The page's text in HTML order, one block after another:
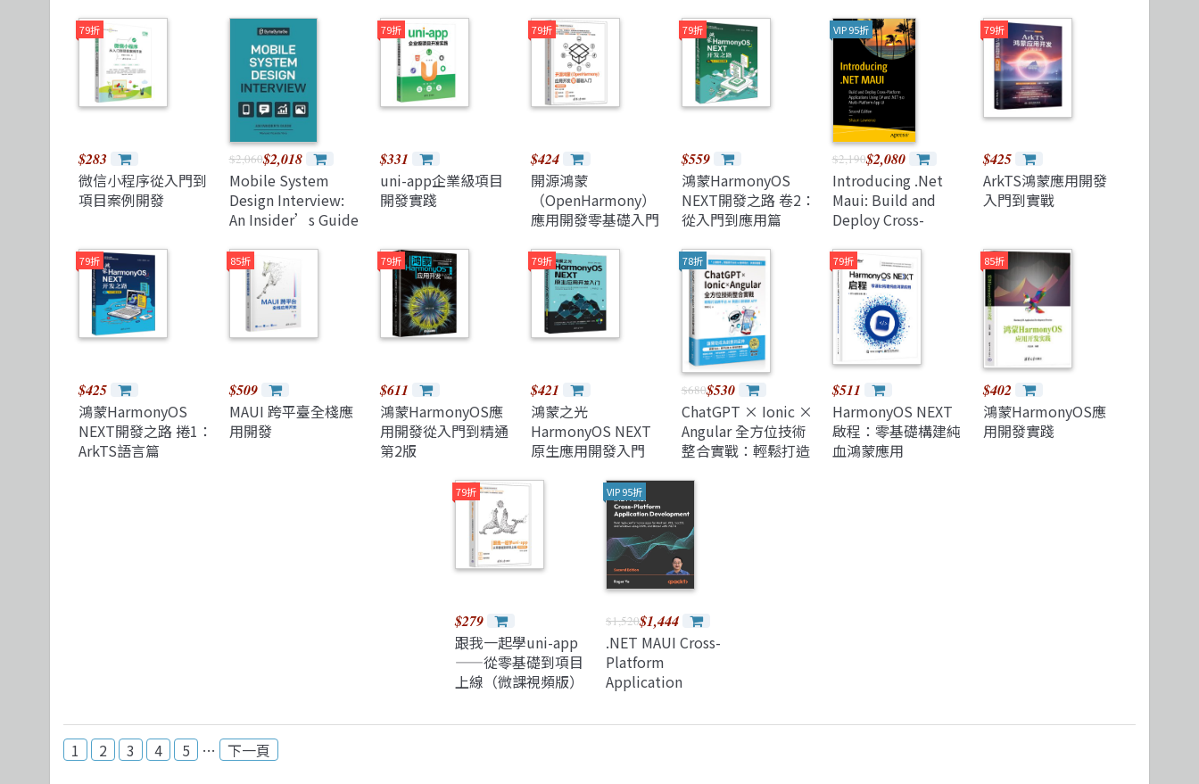
79折
$283
微信小程序從入門到
項目案例開發
$2,060$2,018
Mobile System
Design Interview:
An Insider’s Guide
79折
$331
uni-app企業級項目
開發實踐
79折
$424
開源鴻蒙
（OpenHarmony）
應用開發零基礎入門
79折
$559
鴻蒙HarmonyOS
NEXT開發之路 卷2：
從入門到應用篇
VIP 95折
$2,190$2,080
Introducing .Net
Maui: Build and
Deploy Cross-
Applications Using
C# and .Net 9.0
Multi-Platform App
Ui
79折
$425
ArkTS鴻蒙應用開發
入門到實戰
79折
$425
鴻蒙HarmonyOS
NEXT開發之路 捲1：
ArkTS語言篇
85折
$509
MAUI 跨平臺全棧應
用開發
79折
$611
鴻蒙HarmonyOS應
用開發從入門到精通
第2版
79折
$421
鴻蒙之光
HarmonyOS NEXT
原生應用開發入門
78折
$680$530
ChatGPT × Ionic ×
Angular 全方位技術
整合實戰：輕鬆打造
人賽系列書）
79折
$511
HarmonyOS NEXT
啟程：零基礎構建純
血鴻蒙應用
85折
$402
鴻蒙HarmonyOS應
用開發實踐
79折
$279
跟我一起學uni-app
——從零基礎到項目
上線（微課視頻版）
VIP 95折
$1,520$1,444
.NET MAUI Cross-
Platform
Application
Build high-
1 2 3 4 5 … 下一頁